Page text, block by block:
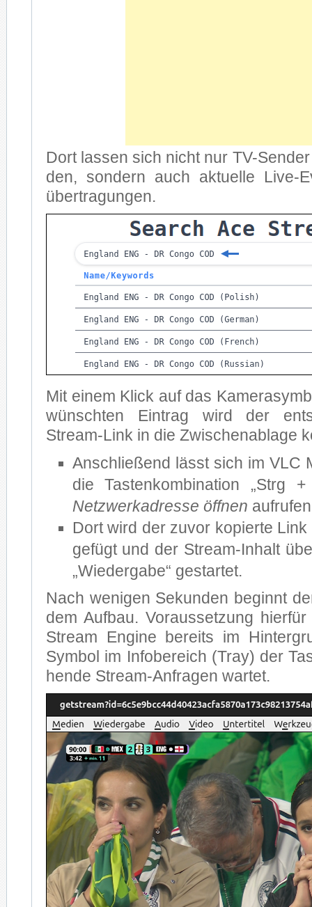
Dort las­sen sich nicht nur TV-
den, son­dern auch ak­tu­el­le Live-
über­tra­gun­gen.
Mit ei­nem Klick auf das
wünsch­ten Ein­trag wird der
Stream-Link in die Zwi­schen­ab­la­ge
An­schlie­ßend lässt sich im VLC
die Tas­ten­kom­bi­na­ti­on „Strg
Netz­werk­adres­se öff­nen
Dort wird der zu­vor ko­pier­te Link
ge­fügt und der Stream-In­halt
„Wie­der­ga­be“ ge­star­tet.
Nach we­ni­gen Se­kun­den be­ginnt
dem Auf­bau. Vor­aus­set­zung
Stream En­gi­ne be­reits im
Sym­bol im In­fo­be­reich (Tray) der
hen­de Stream-An­fra­gen war­tet.